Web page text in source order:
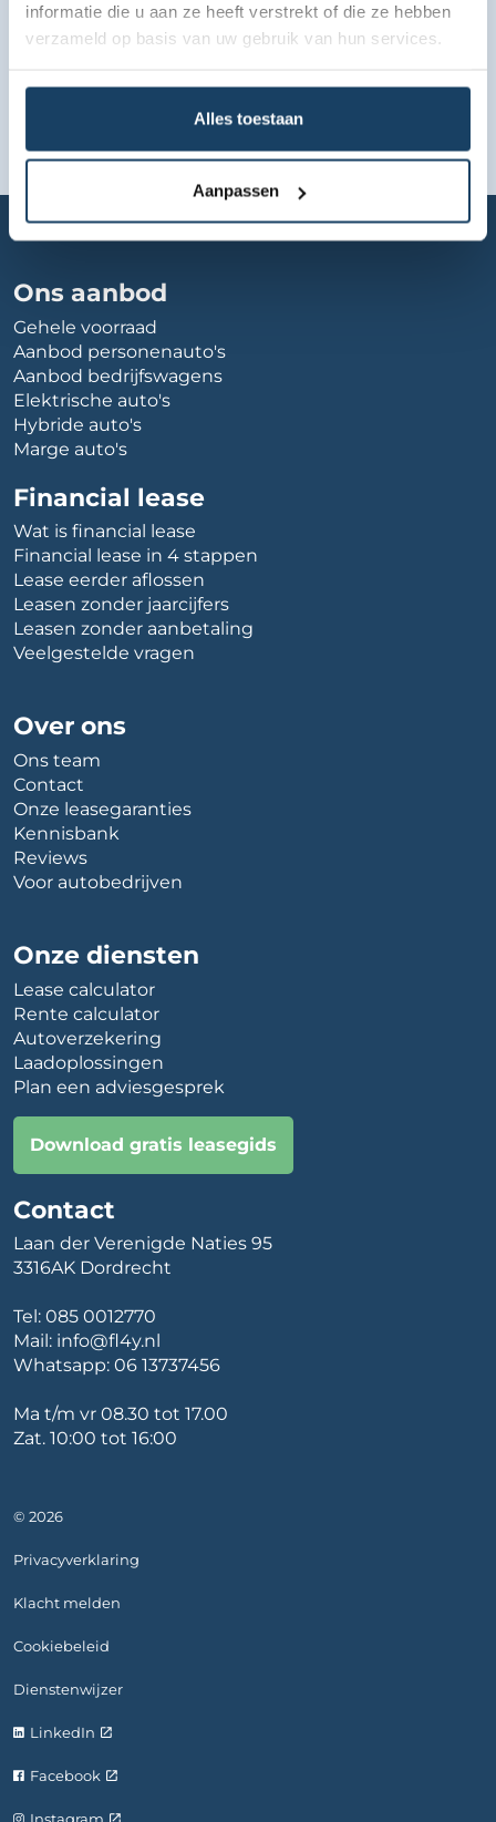
informatie die u aan ze heeft verstrekt of die ze hebben
verzameld op basis van uw gebruik van hun services.
Alles toestaan
Aanpassen
Home Autobedrijf maas-de-koning-occasion-center
Ons aanbod
Gehele voorraad
Aanbod personenauto's
Aanbod bedrijfswagens
Elektrische auto's
Hybride auto's
Marge auto's
Financial lease
Wat is financial lease
Financial lease in 4 stappen
Lease eerder aflossen
Leasen zonder jaarcijfers
Leasen zonder aanbetaling
Veelgestelde vragen
Over ons
Ons team
Contact
Onze leasegaranties
Kennisbank
Reviews
Voor autobedrijven
Onze diensten
Lease calculator
Rente calculator
Autoverzekering
Laadoplossingen
Plan een adviesgesprek
Download gratis leasegids
Contact
Laan der Verenigde Naties 95
3316AK Dordrecht
Tel: 085 0012770
Mail: info@fl4y.nl
Whatsapp: 06 13737456
Ma t/m vr 08.30 tot 17.00
Zat. 10:00 tot 16:00
© 2026
Privacyverklaring
Klacht melden
Cookiebeleid
Dienstenwijzer
LinkedIn
Facebook